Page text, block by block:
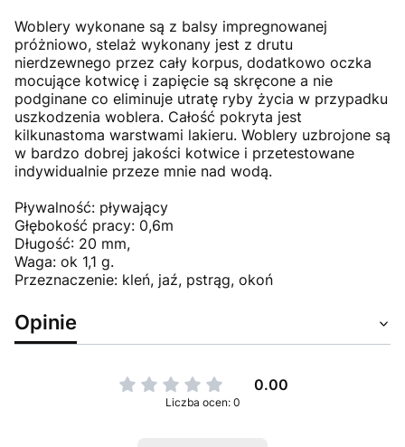
Woblery wykonane są z balsy impregnowanej
próżniowo, stelaż wykonany jest z drutu
nierdzewnego przez cały korpus, dodatkowo oczka
mocujące kotwicę i zapięcie są skręcone a nie
podginane co eliminuje utratę ryby życia w przypadku
uszkodzenia woblera. Całość pokryta jest
kilkunastoma warstwami lakieru. Woblery uzbrojone są
w bardzo dobrej jakości kotwice i przetestowane
indywidualnie przeze mnie nad wodą.
Pływalność: pływający
Głębokość pracy: 0,6m
Długość: 20 mm,
Waga: ok 1,1 g.
Przeznaczenie: kleń, jaź, pstrąg, okoń
Opinie
0.00
Liczba ocen: 0